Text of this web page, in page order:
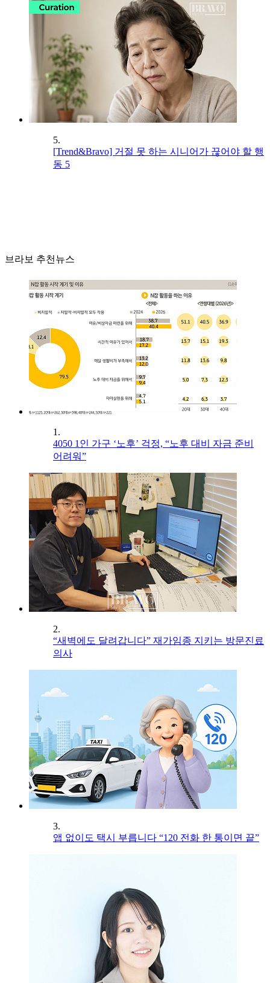
5.
[Trend&Bravo] 거절 못 하는 시니어가 끊어야 할 행
동 5
브라보 추천뉴스
1.
4050 1인 가구 ‘노후’ 걱정, “노후 대비 자금 준비
어려워”
2.
“새벽에도 달려갑니다” 재가임종 지키는 방문진료
의사
3.
앱 없이도 택시 부릅니다 “120 전화 한 통이면 끝”